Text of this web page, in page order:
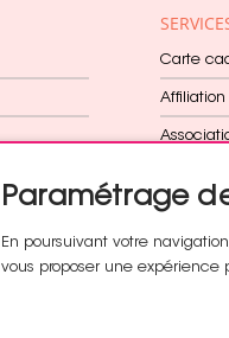
Carte
Affiliation
Cadeau
Paramétrage
En poursuivant votre
vous proposer une expérience